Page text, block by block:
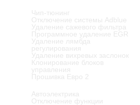
Чип-тюнинг
Отключение системы Adblue
Удаление сажевого фильтра
Программное удаление EGR
Удаление лямбда
регулирования
Удаление вихревых заслонок
Клонирование блоков
управления
Прошивка Евро 2
Автоэлектрика
Отключение функции